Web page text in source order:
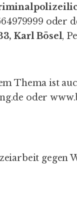
oder
Karl Bösel,
Thema ist
oder
gegen